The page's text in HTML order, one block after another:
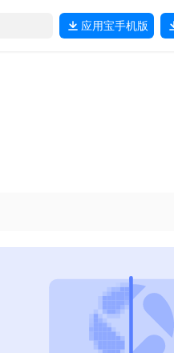
应用宝手机版